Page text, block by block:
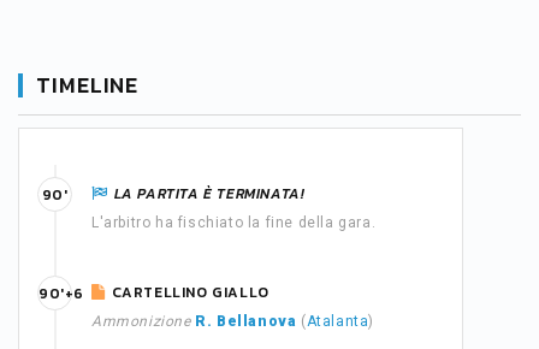
TIMELINE
LA PARTITA È TERMINATA!
L'arbitro ha fischiato la fine della gara.
90'
CARTELLINO GIALLO
Ammonizione R. Bellanova (Atalanta)
90'+6